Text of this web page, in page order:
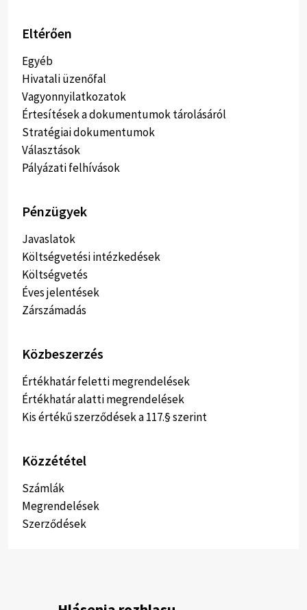
Eltérően
Egyéb
Hivatali üzenőfal
Vagyonnyilatkozatok
Értesítések a dokumentumok tárolásáról
Stratégiai dokumentumok
Választások
Pályázati felhívások
Pénzügyek
Javaslatok
Költségvetési intézkedések
Költségvetés
Éves jelentések
Zárszámadás
Közbeszerzés
Értékhatár feletti megrendelések
Értékhatár alatti megrendelések
Kis értékű szerződések a 117.§ szerint
Közzététel
Számlák
Megrendelések
Szerződések